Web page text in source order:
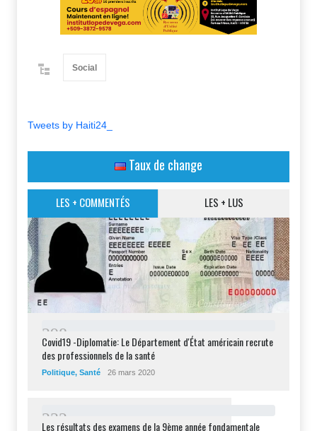
Social
Tweets by Haiti24_
Taux de change
LES + COMMENTÉS LES + LUS
298
Covid19 -Diplomatie: Le Département d'État américain recrute
des professionnels de la santé
Politique, Santé 26 mars 2020
232
Les résultats des examens de la 9ème année fondamentale